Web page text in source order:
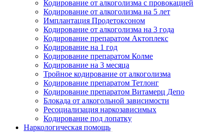
Кодирование от алкоголизма с провокацией
Кодирование от алкоголизма на 5 лет
Имплантация Продетоксоном
Кодирование от алкоголизма на 3 года
Кодирование препаратом Актоплекс
Кодирование на 1 год
Кодирование препаратом Колме
Кодирование на 3 месяца
Тройное кодирование от алкоголизма
Кодирование препаратом Тетлонг
Кодирование препаратом Витамерц Депо
Блокада от алкогольной зависимости
Ресоциализация наркозависимых
Кодирование под лопатку
Наркологическая помощь